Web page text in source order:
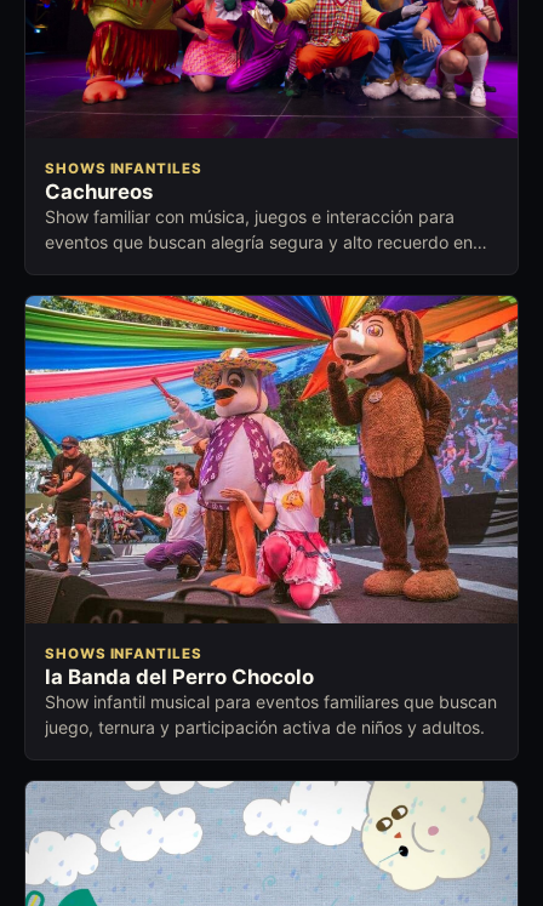
SHOWS INFANTILES
Cachureos
Show familiar con música, juegos e interacción para
eventos que buscan alegría segura y alto recuerdo en
SHOWS INFANTILES
la Banda del Perro Chocolo
Show infantil musical para eventos familiares que buscan
juego, ternura y participación activa de niños y adultos.